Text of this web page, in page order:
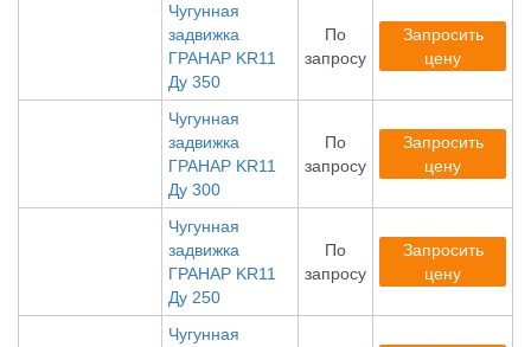
Чугунная
задвижка
ГРАНАР KR11
Ду 350
По
запросу
Запросить
цену
Чугунная
задвижка
ГРАНАР KR11
Ду 300
По
запросу
Запросить
цену
Чугунная
задвижка
ГРАНАР KR11
Ду 250
По
запросу
Запросить
цену
Чугунная